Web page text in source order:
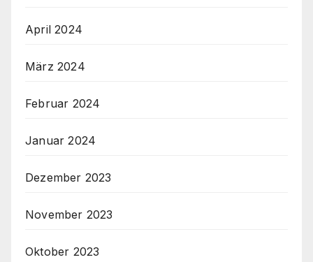
April 2024
März 2024
Februar 2024
Januar 2024
Dezember 2023
November 2023
Oktober 2023